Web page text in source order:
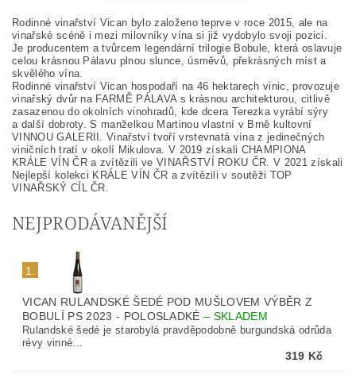
Rodinné vinařství Vican bylo založeno teprve v roce 2015, ale na
vinařské scéně i mezi milovníky vína si již vydobylo svoji pozici.
Je producentem a tvůrcem legendární trilogie Bobule, která oslavuje
celou krásnou Pálavu plnou slunce, úsměvů, překrásných míst a
skvělého vína.
Rodinné vinařství Vican hospodaří na 46 hektarech vinic, provozuje
vinařský dvůr na FARMĚ PÁLAVA s krásnou architekturou, citlivě
zasazenou do okolních vinohradů, kde dcera Terezka vyrábí sýry
a další dobroty. S manželkou Martinou vlastní v Brně kultovní
VINNOU GALERII. Vinařství tvoří vrstevnatá vína z jedinečných
viničních tratí v okolí Mikulova. V 2019 získali CHAMPIONA
KRÁLE VÍN ČR a zvítězili ve VINAŘSTVÍ ROKU ČR. V 2021 získali
Nejlepší kolekci KRÁLE VÍN ČR a zvítězili v soutěži TOP
VINAŘSKÝ CÍL ČR.
NEJPRODÁVANĚJŠÍ
1.
VICAN RULANDSKÉ ŠEDÉ POD MUŠLOVEM VÝBĚR Z
BOBULÍ PS 2023 - POLOSLADKÉ– SKLADEM
Rulandské šedé je starobylá pravděpodobně burgundská odrůda
révy vinné...
319 Kč